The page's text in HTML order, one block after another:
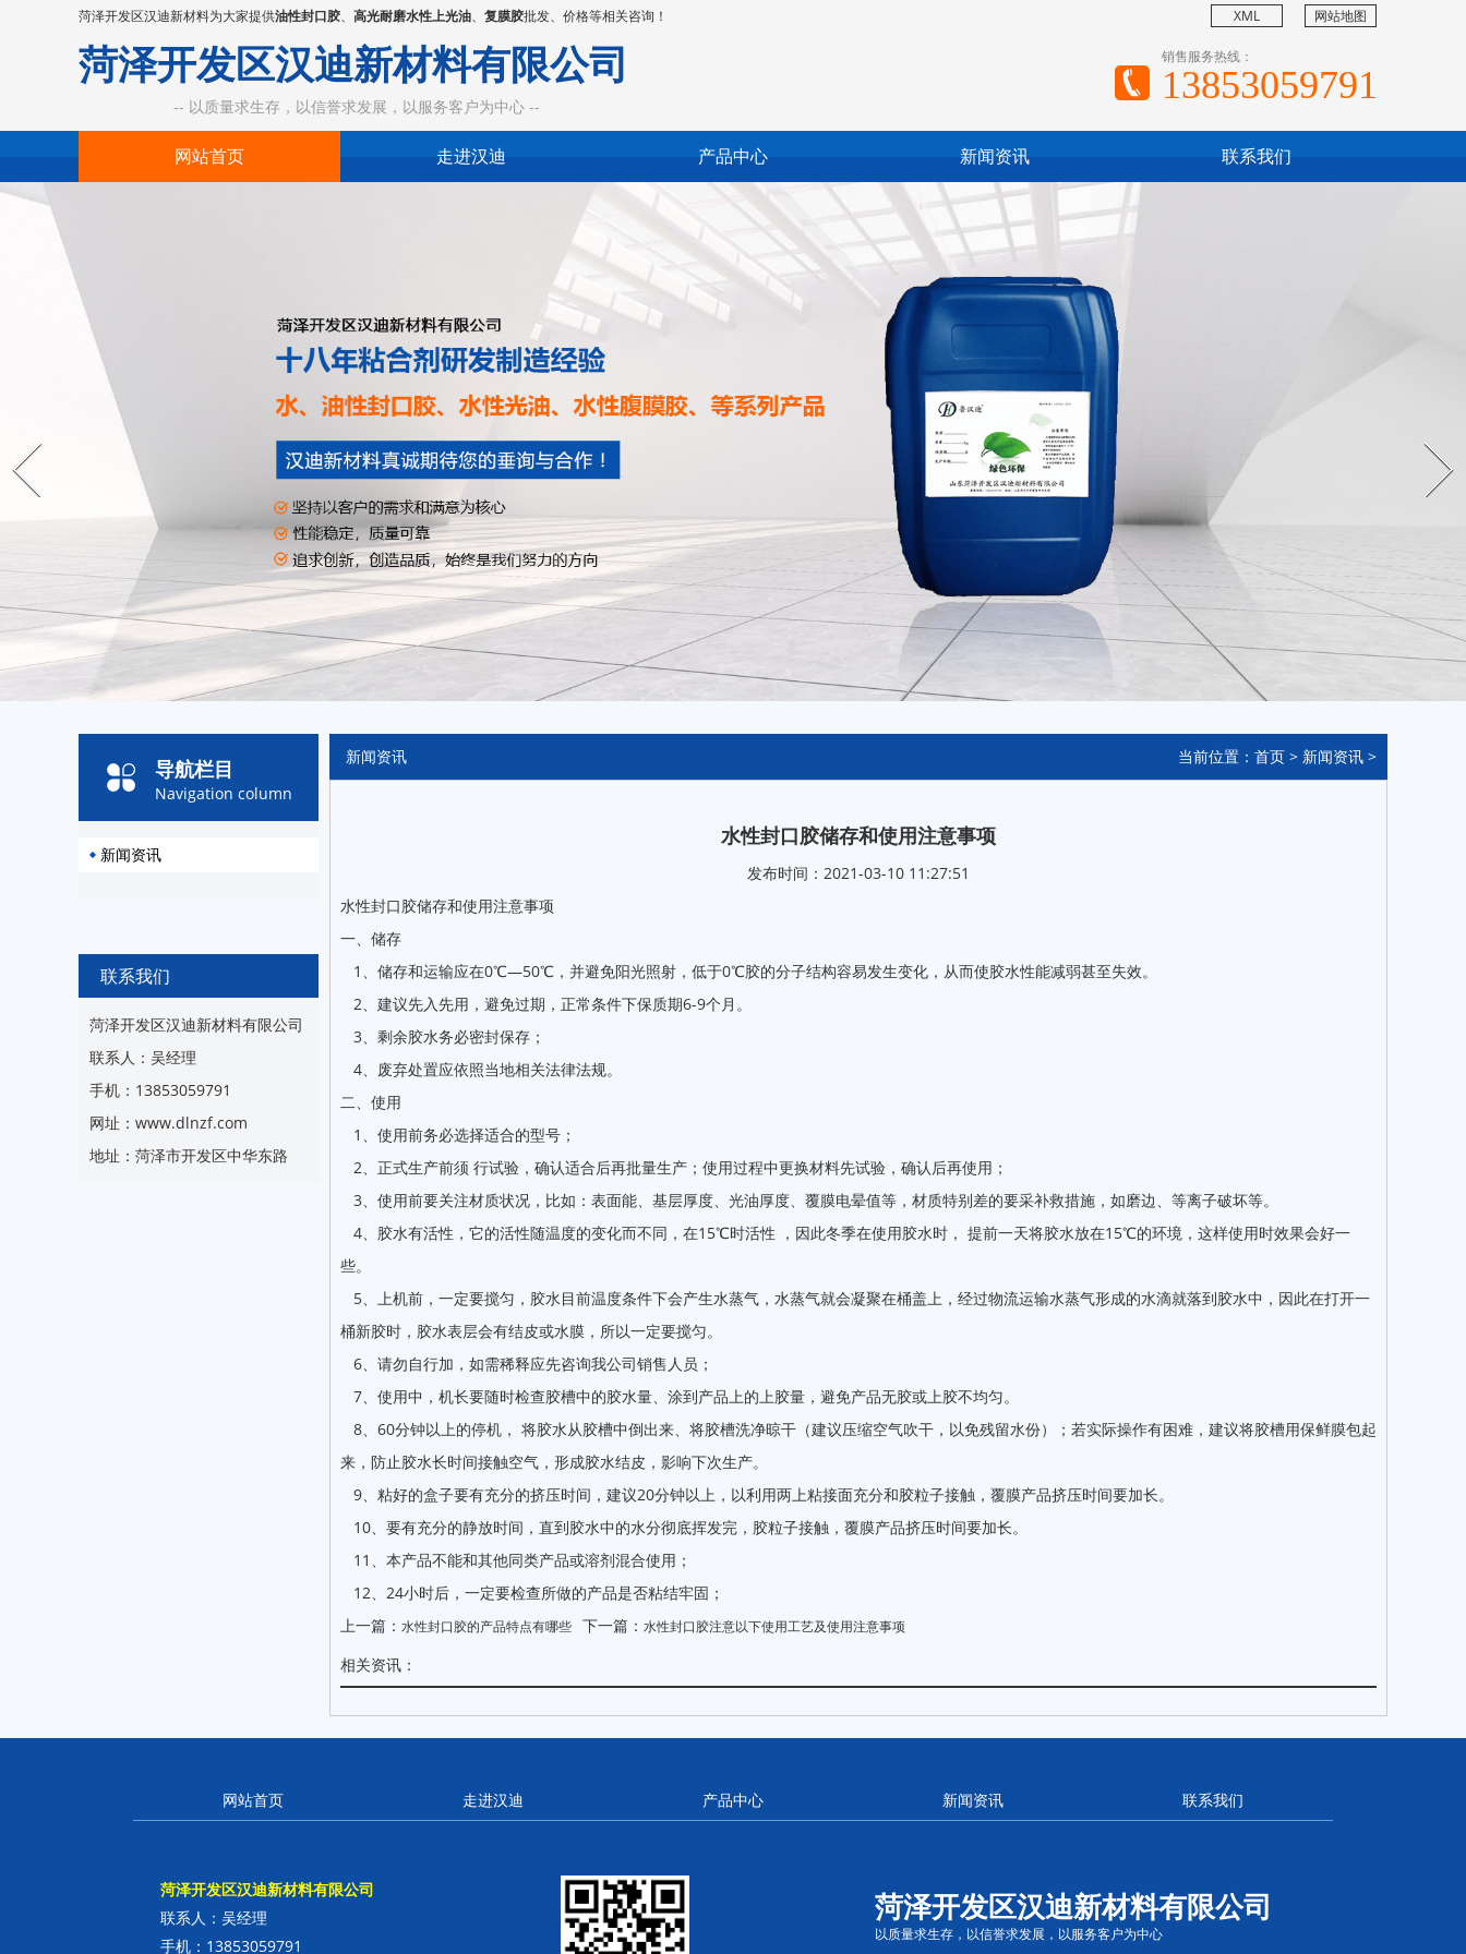
菏泽开发区汉迪新材料为大家提供油性封口胶、 高光耐磨水性上光油、 复膜胶批发、价格等相关咨询！ 网站地图
XML
菏泽开发区汉迪新材料有限公司
-- 以质量求生存，以信誉求发展，以服务客户为中心 --
销售服务热线：
13853059791
网站首页 走进汉迪 产品中心 新闻资讯 联系我们
导航栏目
Navigation column
新闻资讯
联系我们
菏泽开发区汉迪新材料有限公司
联系人：吴经理
手机：13853059791
网址：www.dlnzf.com
地址：菏泽市开发区中华东路
当前位置： 首页 > 新闻资讯 >
新闻资讯
水性封口胶储存和使用注意事项
发布时间：2021-03-10 11:27:51
水性封口胶储存和使用注意事项
一、储存
1、储存和运输应在0℃—50℃，并避免阳光照射，低于0℃胶的分子结构容易发生变化，从而使胶水性能减弱甚至失效。
2、建议先入先用，避免过期，正常条件下保质期6-9个月。
3、剩余胶水务必密封保存；
4、废弃处置应依照当地相关法律法规。
二、使用
1、使用前务必选择适合的型号；
2、正式生产前须 行试验，确认适合后再批量生产；使用过程中更换材料先试验，确认后再使用；
3、使用前要关注材质状况，比如：表面能、基层厚度、光油厚度、覆膜电晕值等，材质特别差的要采补救措施，如磨边、等离子破坏等。
4、胶水有活性，它的活性随温度的变化而不同，在15℃时活性 ，因此冬季在使用胶水时， 提前一天将胶水放在15℃的环境，这样使用时效果会好一
些。
5、上机前，一定要搅匀，胶水目前温度条件下会产生水蒸气，水蒸气就会凝聚在桶盖上，经过物流运输水蒸气形成的水滴就落到胶水中，因此在打开一
桶新胶时，胶水表层会有结皮或水膜，所以一定要搅匀。
6、请勿自行加，如需稀释应先咨询我公司销售人员；
7、使用中，机长要随时检查胶槽中的胶水量、涂到产品上的上胶量，避免产品无胶或上胶不均匀。
8、60分钟以上的停机， 将胶水从胶槽中倒出来、将胶槽洗净晾干（建议压缩空气吹干，以免残留水份）；若实际操作有困难，建议将胶槽用保鲜膜包起
来，防止胶水长时间接触空气，形成胶水结皮，影响下次生产。
9、粘好的盒子要有充分的挤压时间，建议20分钟以上，以利用两上粘接面充分和胶粒子接触，覆膜产品挤压时间要加长。
10、要有充分的静放时间，直到胶水中的水分彻底挥发完，胶粒子接触，覆膜产品挤压时间要加长。
11、本产品不能和其他同类产品或溶剂混合使用；
12、24小时后，一定要检查所做的产品是否粘结牢固；
上一篇： 水性封口胶的产品特点有哪些 下一篇： 水性封口胶注意以下使用工艺及使用注意事项
相关资讯：
网站首页 走进汉迪 产品中心 新闻资讯 联系我们
菏泽开发区汉迪新材料有限公司
联系人：吴经理
手机：13853059791
菏泽开发区汉迪新材料有限公司
以质量求生存，以信誉求发展，以服务客户为中心